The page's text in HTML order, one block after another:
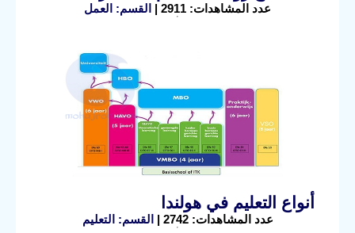
عدد المشاهدات: 2911 | القسم: العمل
أنواع التعليم في هولندا
عدد المشاهدات: 2742 | القسم: التعليم